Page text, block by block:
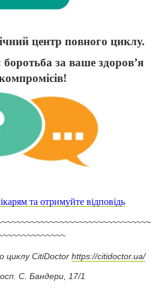
центр повного циклу.
за ваше здоров’я
та отримуйте відповідь
циклу CitiDoctor https://citidoctor.ua/
С. Бандери, 17/1